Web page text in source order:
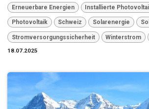
Erneuerbare Energien Installierte
Photovoltaik Schweiz Solarenergie
Stromversorgungssicherheit Winterstrom
18.07.2025